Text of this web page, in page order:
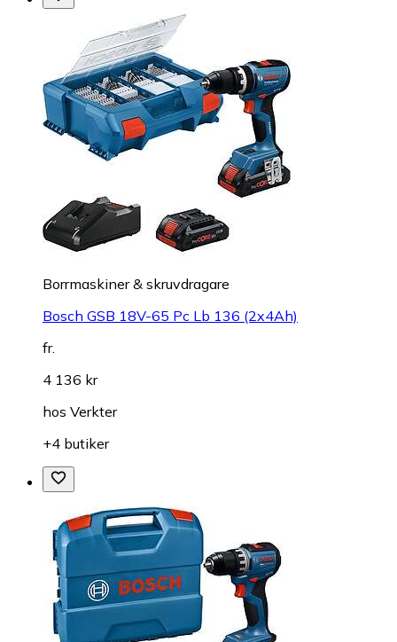
Borrmaskiner & skruvdragare
Bosch GSB 18V-65 Pc Lb 136 (2x4Ah)
fr.
4 136 kr
hos Verkter
+4 butiker